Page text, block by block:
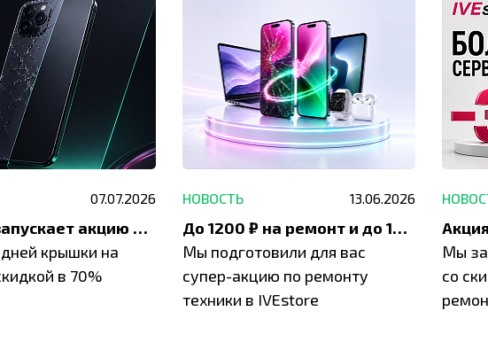
07.07.2026
IVEstore запускает акцию на замену заднего стекла
крышки на
в 70%
НОВОСТЬ 13.06.2026
До 1200 ₽ на ремонт и до 1500 ₽ на покупку техники Apple
Мы подготовили для вас
супер-акцию по ремонту
техники в IVEstore
Мы
со